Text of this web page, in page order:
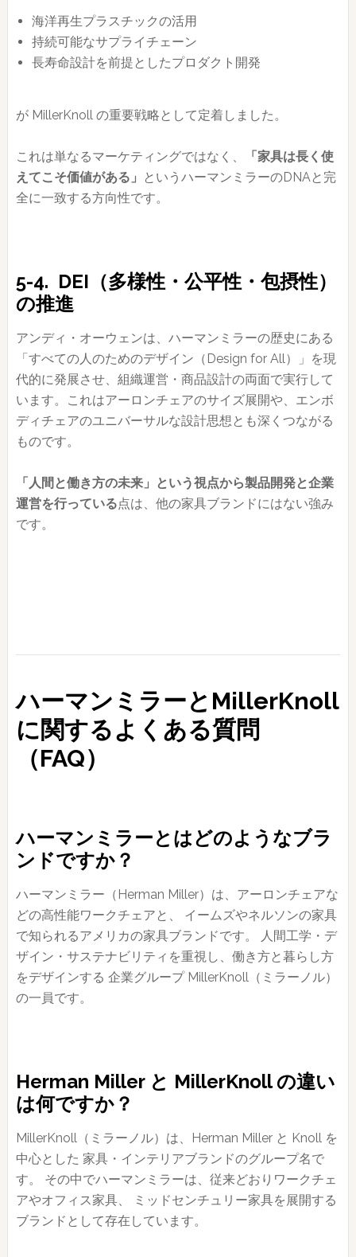
海洋再生プラスチックの活用
持続可能なサプライチェーン
長寿命設計を前提としたプロダクト開発
が MillerKnoll の重要戦略として定着しました。
これは単なるマーケティングではなく、
「家具は長く使
えてこそ価値がある」
というハーマンミラーのDNAと完
全に一致する方向性です。
5-4. DEI（多様性・公平性・包摂性）
の推進
アンディ・オーウェンは、ハーマンミラーの歴史にある
「すべての人のためのデザイン（Design for All）」を現
代的に発展させ、組織運営・商品設計の両面で実行して
います。これはアーロンチェアのサイズ展開や、エンボ
ディチェアのユニバーサルな設計思想とも深くつながる
ものです。
「人間と働き方の未来」という視点から製品開発と企業
運営を行っている点は、他の家具ブランドにはない強み
です。
ハーマンミラーとMillerKnoll
に関するよくある質問
（FAQ）
ハーマンミラーとはどのようなブラ
ンドですか？
ハーマンミラー（Herman Miller）は、アーロンチェアな
どの高性能ワークチェアと、 イームズやネルソンの家具
で知られるアメリカの家具ブランドです。 人間工学・デ
ザイン・サステナビリティを重視し、働き方と暮らし方
をデザインする 企業グループ MillerKnoll（ミラーノル）
の一員です。
Herman Miller と MillerKnoll の違い
は何ですか？
MillerKnoll（ミラーノル）は、Herman Miller と Knoll を
中心とした 家具・インテリアブランドのグループ名で
す。 その中でハーマンミラーは、従来どおりワークチェ
アやオフィス家具、 ミッドセンチュリー家具を展開する
ブランドとして存在しています。